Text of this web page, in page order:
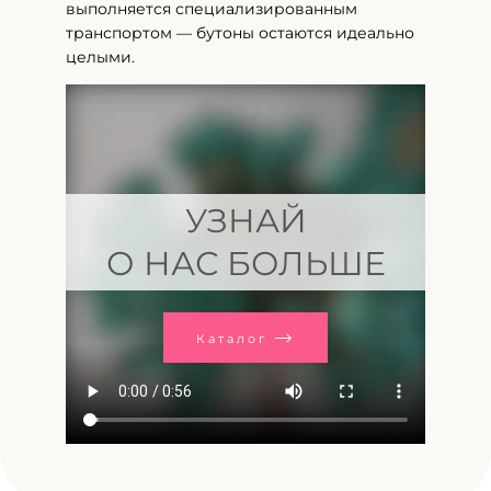
выполняется специализированным
транспортом — бутоны остаются идеально
целыми.
УЗНАЙ
О НАС БОЛЬШЕ
Каталог